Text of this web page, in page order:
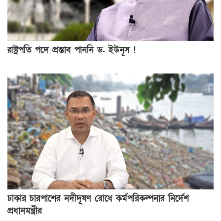
রাষ্ট্রপতি পদে প্রস্তাব পাননি ড. ইউনূস !
ঢাকার চারপাশের নদীদূষণ রোধে কর্মপরিকল্পনার নির্দেশ
প্রধানমন্ত্রীর